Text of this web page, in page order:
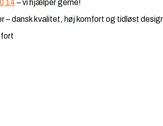
14 – vi hjælper gerne!
– dansk kvalitet, høj komfort og tidløst